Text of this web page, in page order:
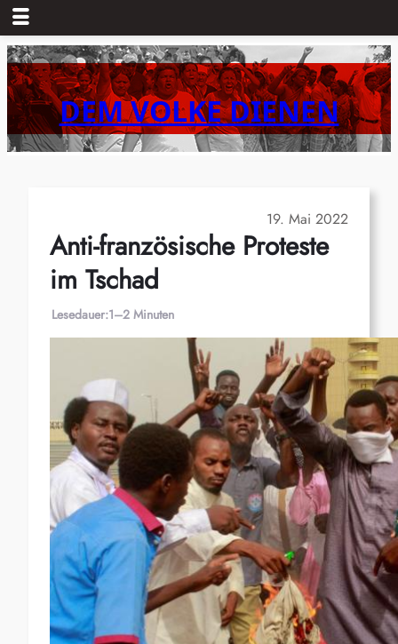
Zum
Inhalt
springenDEM VOLKE DIENEN
19. Mai 2022
Anti-französische Proteste
im Tschad
Lesedauer:1–2 Minuten